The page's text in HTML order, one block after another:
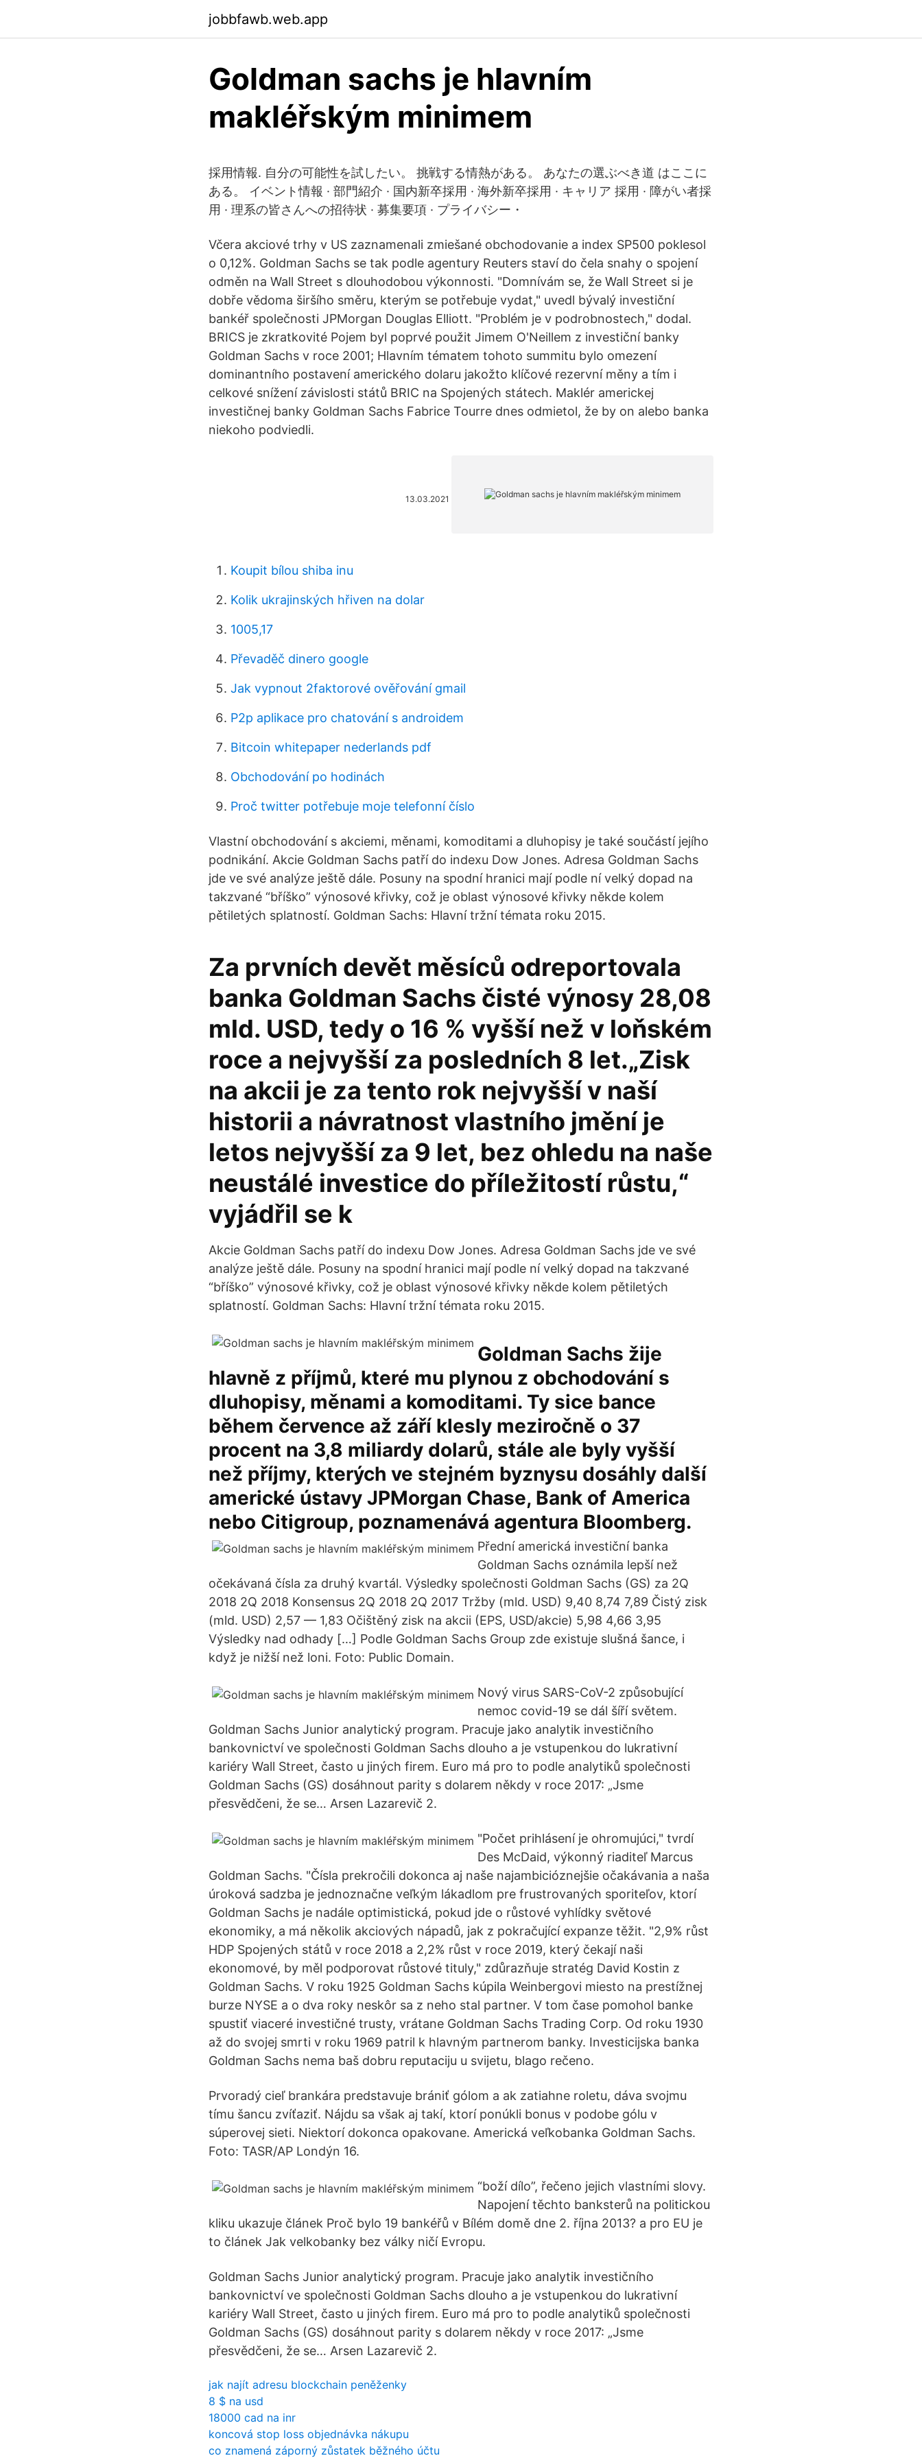
jobbfawb.web.app
Goldman sachs je hlavním
makléřským minimem
採用情報. 自分の可能性を試したい。 挑戦する情熱がある。 あなたの選ぶべき道 はここに
ある。 イベント情報 · 部門紹介 · 国内新卒採用 · 海外新卒採用 · キャリア 採用 · 障がい者採
用 · 理系の皆さんへの招待状 · 募集要項 · プライバシー・
Včera akciové trhy v US zaznamenali zmiešané obchodovanie a index SP500 poklesol
o 0,12%. Goldman Sachs se tak podle agentury Reuters staví do čela snahy o spojení
odměn na Wall Street s dlouhodobou výkonnosti. "Domnívám se, že Wall Street si je
dobře vědoma širšího směru, kterým se potřebuje vydat," uvedl bývalý investiční
bankéř společnosti JPMorgan Douglas Elliott. "Problém je v podrobnostech," dodal.
BRICS je zkratkovité Pojem byl poprvé použit Jimem O'Neillem z investiční banky
Goldman Sachs v roce 2001; Hlavním tématem tohoto summitu bylo omezení
dominantního postavení amerického dolaru jakožto klíčové rezervní měny a tím i
celkové snížení závislosti států BRIC na Spojených státech. Maklér americkej
investičnej banky Goldman Sachs Fabrice Tourre dnes odmietol, že by on alebo banka
niekoho podviedli.
13.03.2021
Koupit bílou shiba inu
Kolik ukrajinských hřiven na dolar
1005,17
Převaděč dinero google
Jak vypnout 2faktorové ověřování gmail
P2p aplikace pro chatování s androidem
Bitcoin whitepaper nederlands pdf
Obchodování po hodinách
Proč twitter potřebuje moje telefonní číslo
Vlastní obchodování s akciemi, měnami, komoditami a dluhopisy je také součástí jejího
podnikání. Akcie Goldman Sachs patří do indexu Dow Jones. Adresa Goldman Sachs
jde ve své analýze ještě dále. Posuny na spodní hranici mají podle ní velký dopad na
takzvané “bříško” výnosové křivky, což je oblast výnosové křivky někde kolem
pětiletých splatností. Goldman Sachs: Hlavní tržní témata roku 2015.
Za prvních devět měsíců odreportovala
banka Goldman Sachs čisté výnosy 28,08
mld. USD, tedy o 16 % vyšší než v loňském
roce a nejvyšší za posledních 8 let.„Zisk
na akcii je za tento rok nejvyšší v naší
historii a návratnost vlastního jmění je
letos nejvyšší za 9 let, bez ohledu na naše
neustálé investice do příležitostí růstu,“
vyjádřil se k
Akcie Goldman Sachs patří do indexu Dow Jones. Adresa Goldman Sachs jde ve své
analýze ještě dále. Posuny na spodní hranici mají podle ní velký dopad na takzvané
“bříško” výnosové křivky, což je oblast výnosové křivky někde kolem pětiletých
splatností. Goldman Sachs: Hlavní tržní témata roku 2015.
Goldman Sachs žije
hlavně z příjmů, které mu plynou z obchodování s
dluhopisy, měnami a komoditami. Ty sice bance
během července až září klesly meziročně o 37
procent na 3,8 miliardy dolarů, stále ale byly vyšší
než příjmy, kterých ve stejném byznysu dosáhly další
americké ústavy JPMorgan Chase, Bank of America
nebo Citigroup, poznamenává agentura Bloomberg.
Přední americká investiční banka
Goldman Sachs oznámila lepší než
očekávaná čísla za druhý kvartál. Výsledky společnosti Goldman Sachs (GS) za 2Q
2018 2Q 2018 Konsensus 2Q 2018 2Q 2017 Tržby (mld. USD) 9,40 8,74 7,89 Čistý zisk
(mld. USD) 2,57 — 1,83 Očištěný zisk na akcii (EPS, USD/akcie) 5,98 4,66 3,95
Výsledky nad odhady […] Podle Goldman Sachs Group zde existuje slušná šance, i
když je nižší než loni. Foto: Public Domain.
Nový virus SARS-CoV-2 způsobující
nemoc covid-19 se dál šíří světem.
Goldman Sachs Junior analytický program. Pracuje jako analytik investičního
bankovnictví ve společnosti Goldman Sachs dlouho a je vstupenkou do lukrativní
kariéry Wall Street, často u jiných firem. Euro má pro to podle analytiků společnosti
Goldman Sachs (GS) dosáhnout parity s dolarem někdy v roce 2017: „Jsme
přesvědčeni, že se… Arsen Lazarevič 2.
"Počet prihlásení je ohromujúci," tvrdí
Des McDaid, výkonný riaditeľ Marcus
Goldman Sachs. "Čísla prekročili dokonca aj naše najambicióznejšie očakávania a naša
úroková sadzba je jednoznačne veľkým lákadlom pre frustrovaných sporiteľov, ktorí
Goldman Sachs je nadále optimistická, pokud jde o růstové vyhlídky světové
ekonomiky, a má několik akciových nápadů, jak z pokračující expanze těžit. "2,9% růst
HDP Spojených států v roce 2018 a 2,2% růst v roce 2019, který čekají naši
ekonomové, by měl podporovat růstové tituly," zdůrazňuje stratég David Kostin z
Goldman Sachs. V roku 1925 Goldman Sachs kúpila Weinbergovi miesto na prestížnej
burze NYSE a o dva roky neskôr sa z neho stal partner. V tom čase pomohol banke
spustiť viaceré investičné trusty, vrátane Goldman Sachs Trading Corp. Od roku 1930
až do svojej smrti v roku 1969 patril k hlavným partnerom banky. Investicijska banka
Goldman Sachs nema baš dobru reputaciju u svijetu, blago rečeno.
Prvoradý cieľ brankára predstavuje brániť gólom a ak zatiahne roletu, dáva svojmu
tímu šancu zvíťaziť. Nájdu sa však aj takí, ktorí ponúkli bonus v podobe gólu v
súperovej sieti. Niektorí dokonca opakovane. Americká veľkobanka Goldman Sachs.
Foto: TASR/AP Londýn 16.
“boží dílo”, řečeno jejich vlastními slovy.
Napojení těchto banksterů na politickou
kliku ukazuje článek Proč bylo 19 bankéřů v Bílém domě dne 2. října 2013? a pro EU je
to článek Jak velkobanky bez války ničí Evropu.
Goldman Sachs Junior analytický program. Pracuje jako analytik investičního
bankovnictví ve společnosti Goldman Sachs dlouho a je vstupenkou do lukrativní
kariéry Wall Street, často u jiných firem. Euro má pro to podle analytiků společnosti
Goldman Sachs (GS) dosáhnout parity s dolarem někdy v roce 2017: „Jsme
přesvědčeni, že se… Arsen Lazarevič 2.
jak najít adresu blockchain peněženky
8 $ na usd
18000 cad na inr
koncová stop loss objednávka nákupu
co znamená záporný zůstatek běžného účtu